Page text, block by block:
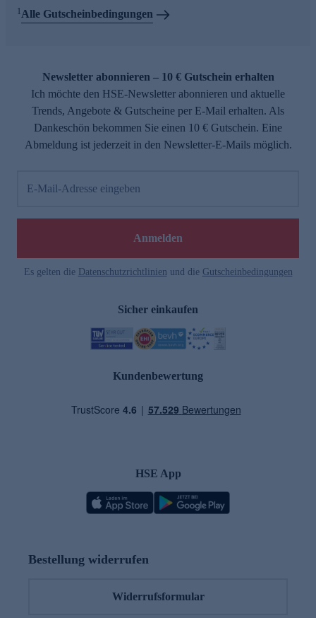
1Alle Gutscheinbedingungen
Newsletter abonnieren – 10 € Gutschein erhalten
Ich möchte den HSE-Newsletter abonnieren und aktuelle
Trends, Angebote & Gutscheine per E-Mail erhalten. Als
Dankeschön bekommen Sie einen 10 € Gutschein. Eine
Abmeldung ist jederzeit in den Newsletter-E-Mails möglich.
E-Mail-Adresse eingeben
Anmelden
Es gelten die Datenschutzrichtlinien und die Gutscheinbedingungen
Sicher einkaufen
Kundenbewertung
HSE App
Bestellung widerrufen
Widerrufsformular